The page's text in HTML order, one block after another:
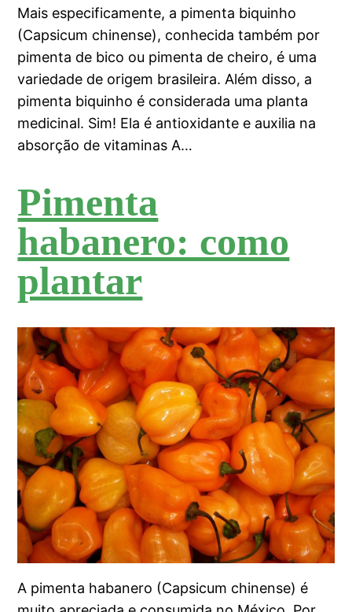
Mais especificamente, a pimenta biquinho
(Capsicum chinense), conhecida também por
pimenta de bico ou pimenta de cheiro, é uma
variedade de origem brasileira. Além disso, a
pimenta biquinho é considerada uma planta
medicinal. Sim! Ela é antioxidante e auxilia na
absorção de vitaminas A…
Pimenta
habanero: como
plantar
A pimenta habanero (Capsicum chinense) é